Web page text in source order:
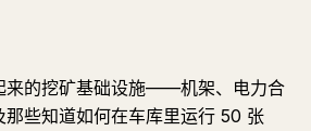
来的挖矿基础设施——机架、电力合
那些知道如何在车库里运行 50 张